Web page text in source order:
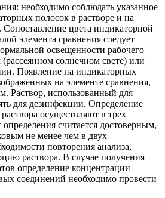
необходимо соблюдать указанное
полосок в растворе и на
Сопоставление цвета индикаторной
элемента сравнения следует
освещенности рабочего
солнечном свете) или
Появление на индикаторных
на элементе сравнения,
Раствор, использованный для
для дезинфекции. Определение
осуществляют в трех
определения считается достоверным,
не менее чем в двух
повторения анализа,
раствора. В случае получения
определение концентрации
соединений необходимо провести